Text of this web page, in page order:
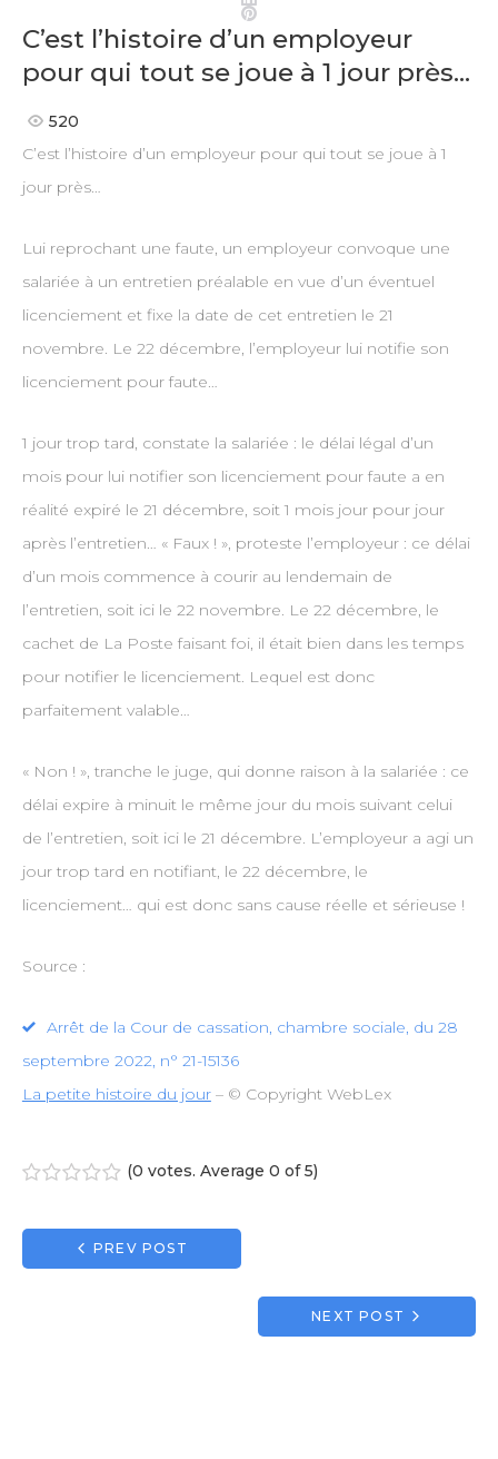
Pinterest
C’est l’histoire d’un employeur
pour qui tout se joue à 1 jour près…
520
C’est l’histoire d’un employeur pour qui tout se joue à 1
jour près…
Lui reprochant une faute, un employeur convoque une
salariée à un entretien préalable en vue d’un éventuel
licenciement et fixe la date de cet entretien le 21
novembre. Le 22 décembre, l’employeur lui notifie son
licenciement pour faute…
1 jour trop tard, constate la salariée : le délai légal d’un
mois pour lui notifier son licenciement pour faute a en
réalité expiré le 21 décembre, soit 1 mois jour pour jour
après l’entretien… « Faux ! », proteste l’employeur : ce délai
d’un mois commence à courir au lendemain de
l’entretien, soit ici le 22 novembre. Le 22 décembre, le
cachet de La Poste faisant foi, il était bien dans les temps
pour notifier le licenciement. Lequel est donc
parfaitement valable…
« Non ! », tranche le juge, qui donne raison à la salariée : ce
délai expire à minuit le même jour du mois suivant celui
de l’entretien, soit ici le 21 décembre. L’employeur a agi un
jour trop tard en notifiant, le 22 décembre, le
licenciement… qui est donc sans cause réelle et sérieuse !
Source :
Arrêt de la Cour de cassation, chambre sociale, du 28
septembre 2022, n° 21-15136
La petite histoire du jour– © Copyright WebLex
(0 votes. Average 0 of 5)
Navigation
de
PREV POST
NEXT POST